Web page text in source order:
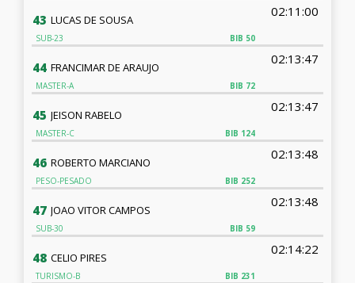
43
BIB 50
LUCAS DE SOUSA
02:11:00
SUB-23
44
BIB 72
FRANCIMAR DE ARAUJO
02:13:47
MASTER-A
45
BIB 124
JEISON RABELO
02:13:47
MASTER-C
46
BIB 252
ROBERTO MARCIANO
02:13:48
PESO-PESADO
47
BIB 59
JOAO VITOR CAMPOS
02:13:48
SUB-30
48
BIB 231
CELIO PIRES
02:14:22
TURISMO-B